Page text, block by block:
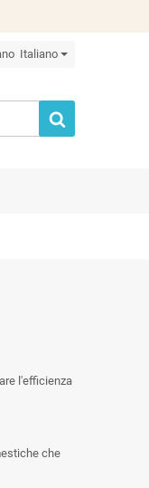
Italiano
l'efficienza
che